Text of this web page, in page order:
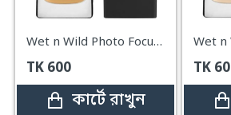
Wet n Wild Photo Focus Foundation – Desert Beige – 30ml
TK 600
কার্টে রাখুন
TK